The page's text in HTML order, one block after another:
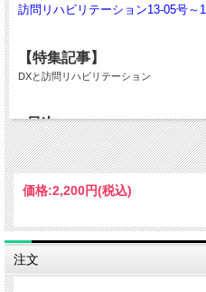
訪問リハビリテーション13-05号～
【特集記事】
DXと訪問リハビリテーション
■目次
【巻頭言】
■目次
【巻頭言】
株式会社ジェネラス 代表取締役 理学療法士
【特集】
〇訪問リハビリテーションにおけるDXの
株式会社ジェネラス 代表取締役 理学療法士
小山 樹
価格:2,200円(税込)
注文